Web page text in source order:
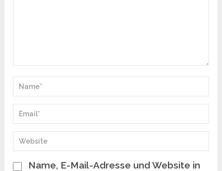
Name, E-Mail-Adresse und Website in